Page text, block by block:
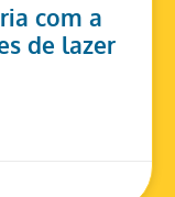
com a
de lazer